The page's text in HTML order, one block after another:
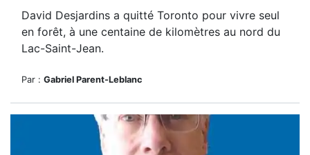
David Desjardins a quitté Toronto pour vivre seul
en forêt, à une centaine de kilomètres au nord du
Lac-Saint-Jean.
Par : Gabriel Parent-Leblanc